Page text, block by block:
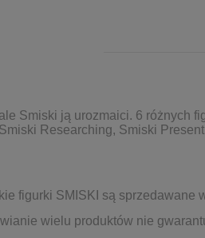
Smiski ją urozmaici. 6 różnych
Researching, Smiski
figurki SMISKI są
wielu produktów nie